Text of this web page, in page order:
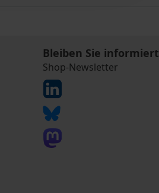
Bleiben Sie informiert
Shop-Newsletter